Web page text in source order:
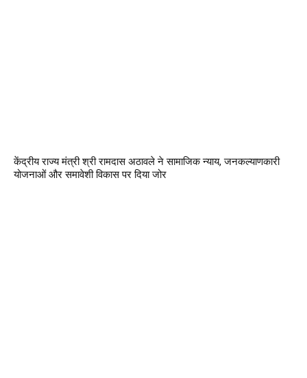
केंद्रीय राज्य मंत्री श्री रामदास अठावले ने सामाजिक न्याय, जनकल्याणकारी
योजनाओं और समावेशी विकास पर दिया जोर